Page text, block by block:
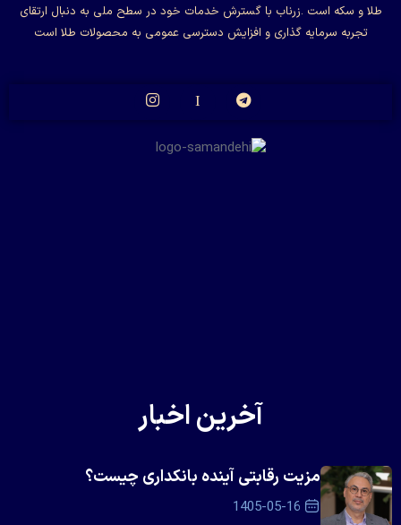
طلا و سکه است .زرناب با گسترش خدمات خود در سطح ملی به دنبال ارتقای
تجربه سرمایه گذاری و افزایش دسترسی عمومی به محصولات طلا است
آخرین اخبار
مزیت رقابتی آینده بانکداری چیست؟
1405-05-16